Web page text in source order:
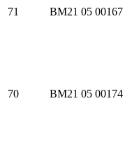
71 BM21 05 00167
70 BM21 05 00174